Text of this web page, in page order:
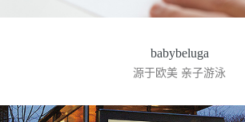
babybeluga
源于欧美 亲子游泳